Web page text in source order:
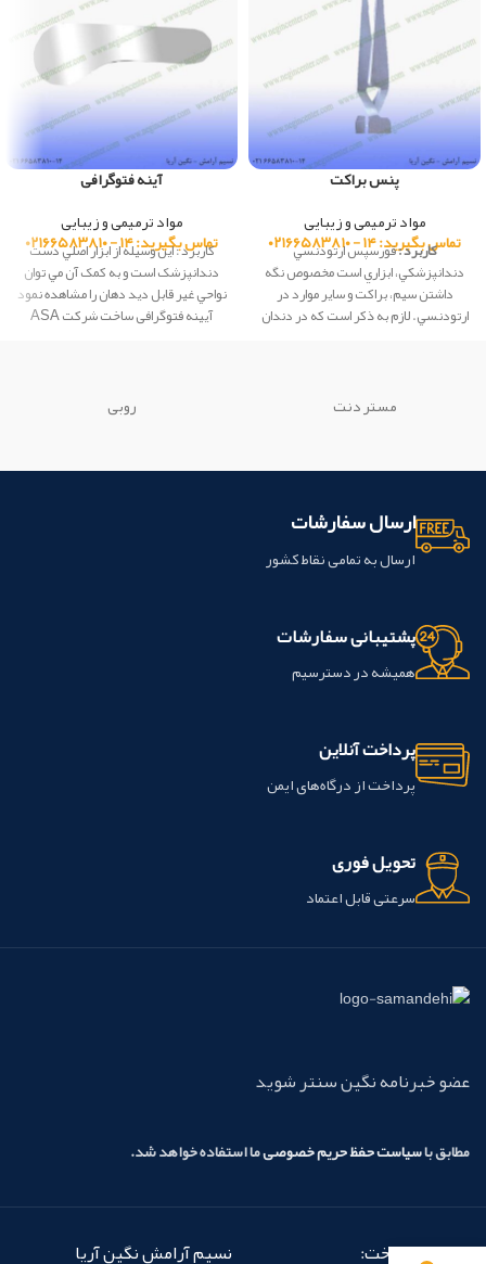
پنس براکت
مواد ترمیمی و زیبایی
تماس بگیرید: ۱۴ - ۰۲۱۶۶۵۸۳۸۱۰
کاربرد :فورسپس ارتودنسي
دندانپزشكي، ابزاري است مخصوص نگه
داشتن سيم، براکت و ساير موارد در
ارتودنسي. لازم به ذکر است که در دندان
آینه فتوگرافی
مواد ترمیمی و زیبایی
تماس بگیرید: ۱۴ - ۰۲۱۶۶۵۸۳۸۱۰
کاربرد : اين وسيله از ابزار اصلي دست
دندانپزشک است و به کمک آن مي توان
نواحي غير قابل ديد دهان را مشاهده نمود
آیینه فتوگرافی ساخت شرکت ASA
مستر دنت روبی
ارسال سفارشات
ارسال به تمامی نقاط کشور
پشتیبانی سفارشات
همیشه در دسترسیم
پرداخت آنلاین
پرداخت از درگاه‌های ایمن
تحویل فوری
سرعتی قابل اعتماد
عضو خبرنامه نگین سنتر شوید
مطابق باسیاست حفظ حریم خصوصیما استفاده خواهد شد.
روش‌های پرداخت: نسیم آرامش نگین آریا